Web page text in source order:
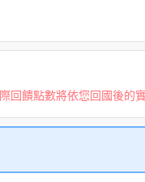
回饋點數將依您回國後的